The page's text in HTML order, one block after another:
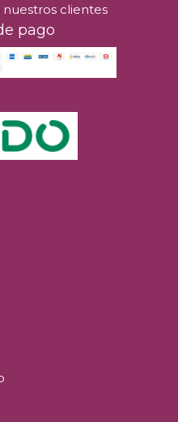
clientes
pago